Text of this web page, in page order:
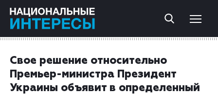
Свое решение относительно
Премьер-министра Президент
Украины объявит в определенный